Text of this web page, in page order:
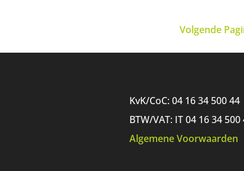
Volgende
KvK/CoC: 04 16 34 500 44
BTW/VAT: IT 04 16 34 500
Algemene Voorwaarden